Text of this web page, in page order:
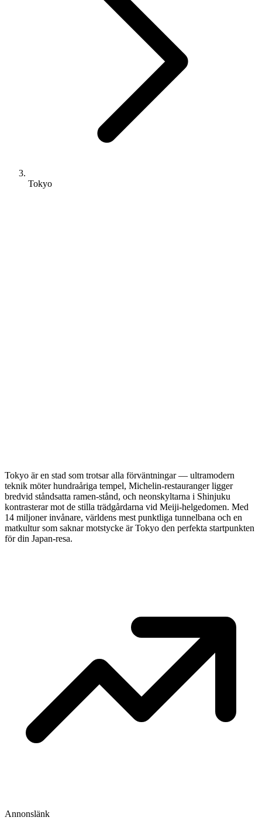
Tokyo
Tokyo är en stad som trotsar alla förväntningar — ultramodern
teknik möter hundraåriga tempel, Michelin-restauranger ligger
bredvid ståndsatta ramen-stånd, och neonskyltarna i Shinjuku
kontrasterar mot de stilla trädgårdarna vid Meiji-helgedomen. Med
14 miljoner invånare, världens mest punktliga tunnelbana och en
matkultur som saknar motstycke är Tokyo den perfekta startpunkten
för din Japan-resa.
Annonslänk